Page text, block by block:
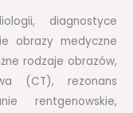
diagnostyce
obrazy medyczne
rodzaje obrazów,
(CT), rezonans
rentgenowskie,